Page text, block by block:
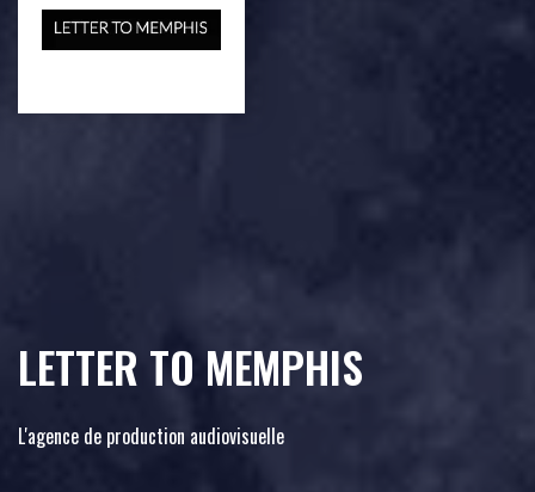
LETTER TO MEMPHIS
L'agence de production audiovisuelle